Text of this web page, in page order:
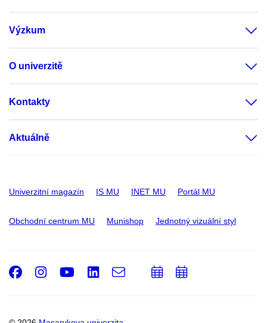
Výzkum
O univerzitě
Kontakty
Aktuálně
Univerzitní magazín IS MU INET MU Portál MU
Obchodní centrum MU Munishop Jednotný vizuální styl
Facebook
Instagram
Youtube
LinkedIn
e-
PřidatPřidat